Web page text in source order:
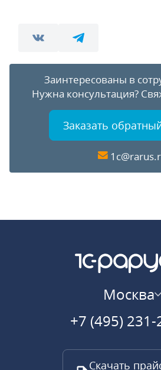
Заинтересованы в
Нужна консультация?
Заказать
Москва
+7 (495)
Скачать